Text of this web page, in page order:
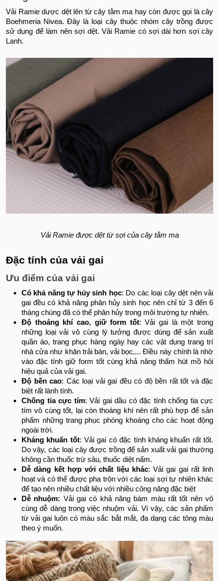
Vải Ramie dược dệt lên từ cây tằm ma hay còn được gọi là cây
Boehmeria Nivea. Đây là loại cây thuộc nhóm cây trồng được
sử dụng để làm nên sợi dệt. Vải Ramie có sợi dài hơn sợi cây
Lanh.
Vải Ramie được dệt từ sợi của cây tằm ma
Đặc tính của vải gai
Ưu điểm của vải gai
Có khả năng tự hủy sinh học: Do các loại cây dệt nên vải
gai đều có khả năng phân hủy sinh học nên chỉ từ 3 đến 6
tháng chúng đã có thể phân hủy trong môi trường tự nhiên.
Độ thoáng khí cao, giữ form tốt: Vải gai là một trong
những loại vải vô cùng lý tưởng được dùng để sản xuất
quần áo, trang phục hàng ngày hay các vật dụng trang trí
nhà cửa như khăn trải bàn, vải bọc,... Điều này chính là nhờ
vào đặc tính giữ form tốt cùng khả năng thấm hút mồ hôi
hiệu quả của vải gai.
Độ bền cao: Các loại vải gai đều có độ bền rất tốt và đặc
biệt rất lành tính.
Chống tia cực tím: Vải gai dầu có đặc tính chống tia cực
tím vô cùng tốt, lại còn thoáng khí nên rất phù hợp để sản
phẩm những trang phục phóng khoáng cho các hoạt động
ngoài trời.
Kháng khuẩn tốt: Vải gai có đặc tính kháng khuẩn rất tốt.
Do vậy, các loại cây được trồng để sản xuất vải gai thường
không cần thuốc trừ sâu, thuốc diệt nấm.
Dễ dàng kết hợp với chất liệu khác: Vải gai gai rất linh
hoạt và có thể được pha trộn với các loại sợi tự nhiên khác
để tạo nên nhiều chất liệu với nhiều công năng đặc biệt
Dễ nhuộm: Vải gai có khả năng bám màu rất tốt nên vô
cùng dễ dàng trong việc nhuộm vải. Vì vậy, các sản phẩm
từ vải gai luôn có màu sắc bắt mắt, đa dạng các tông màu
theo ý muốn.